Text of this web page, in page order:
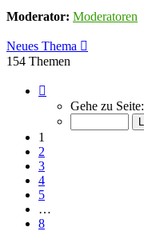
Moderator: Moderatoren
Neues Thema
154 Themen
von
Gehe zu Seite:
1
2
3
4
5
…
8